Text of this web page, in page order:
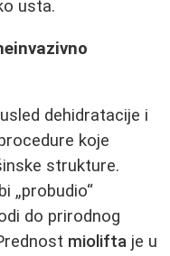
usta.
dehidratacije i
koje
strukture.
„probudio“
do prirodnog
miolifta je u